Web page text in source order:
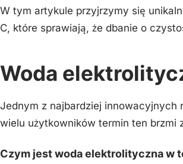
W tym artykule przyjrzymy się
C, które sprawiają, że dbanie o
Woda
Jednym z najbardziej innowacyjnych
wielu użytkowników termin ten brzmi
Czym jest woda elektrolityczna w